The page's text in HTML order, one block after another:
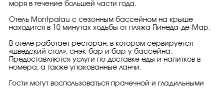
моря в течение большей части года.
Отель Montpalau с сезонным бассейном на крыше
находится в 10 минутах ходьбы от пляжа Пинеда-де-Мар.
В отеле работает ресторан, в котором сервируется
«шведский стол», снэк-бар и бар у бассейна.
Предоставляются услуги по доставке еды и напитков в
номера, а также упакованные ланчи.
Гости могут воспользоваться прачечной и гладильными